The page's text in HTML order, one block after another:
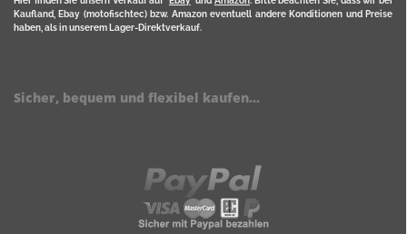
Kaufland, Ebay (motofischtec) bzw. Amazon eventuell andere Konditionen und Preise
haben, als in unserem Lager-Direktverkauf.
Sicher, bequem und flexibel kaufen...